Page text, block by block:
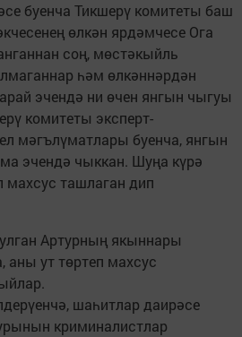
буенча Тикшерү комитеты баш
өлкән ярдәмчесе Ога
соң, мөстәкыйль
һәм өлкәннәрдән
эчендә ни өчен янгын чыгуы
комитеты эксперт-
мәгълүматлары буенча, янгын
эчендә чыккан. Шуңа күрә
ташлаган дип
Артурның якыннары
аны ут төртеп махсус
шаһитлар даирәсе
криминалистлар